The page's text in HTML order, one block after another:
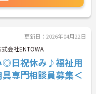
更新日：2026年04月22日
会社ENTOWA
◎日祝休み♪福祉用
専門相談員募集＜